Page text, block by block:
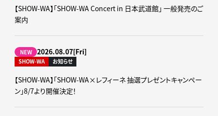
【SHOW-WA】「SHOW-WA Concert in 日本武道館」 一般発売のご
案内
NEW 2026.08.07[Fri]
SHOW-WA お知らせ
【SHOW-WA】「SHOW-WA×レフィーネ 抽選プレゼントキャンペー
ン」8/7より開催決定！